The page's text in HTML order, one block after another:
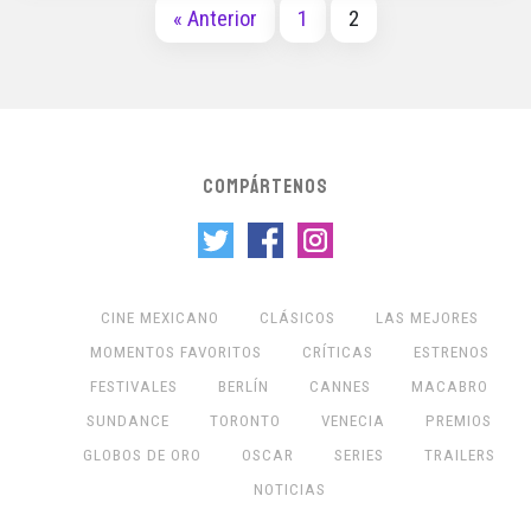
« Anterior 1 2
COMPÁRTENOS
CINE MEXICANO CLÁSICOS
LAS MEJORES
MOMENTOS FAVORITOS
CRÍTICAS
ESTRENOS
FESTIVALES
BERLÍN CANNES
MACABRO
SUNDANCE
TORONTO VENECIA
PREMIOS
GLOBOS DE ORO
OSCAR SERIES
TRAILERS
NOTICIAS